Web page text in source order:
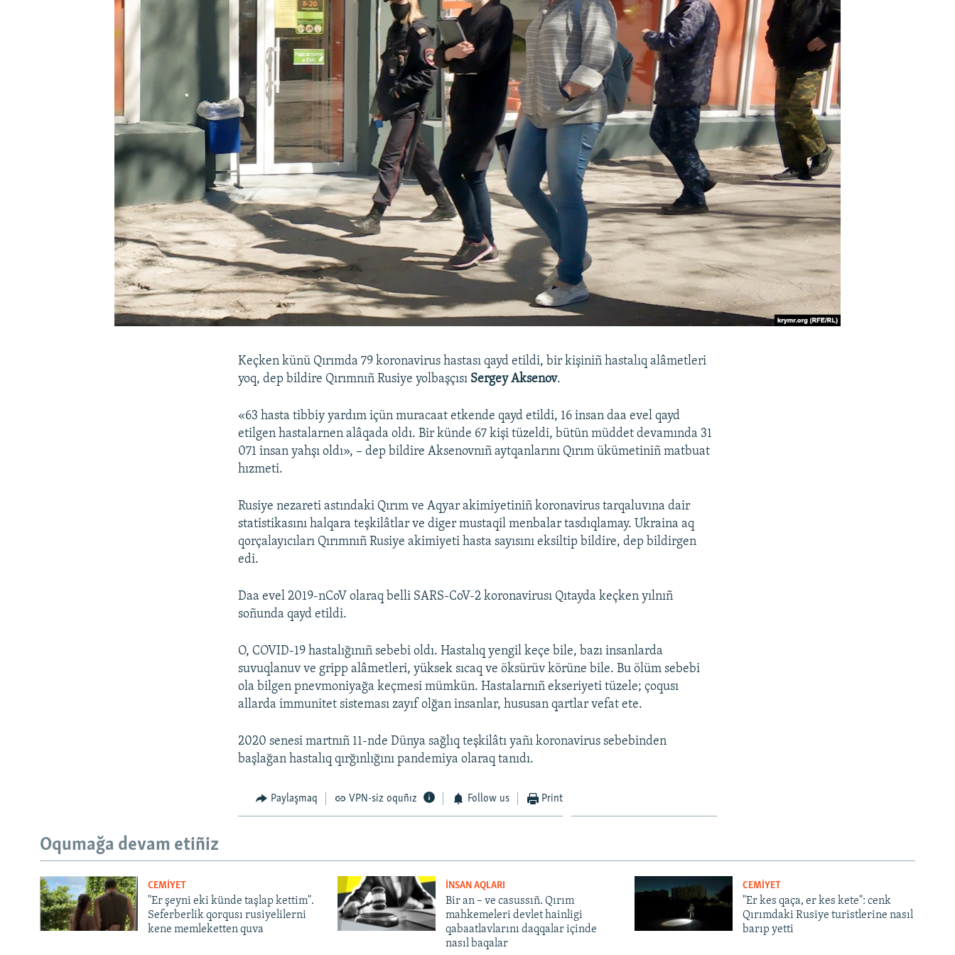
Keçken künü Qırımda 79 koronavirus hastası qayd etildi, bir kişiniñ hastalıq alâmetleri
yoq, dep bildire Qırımnıñ Rusiye yolbaşçısı Sergey Aksenov.
«63 hasta tibbiy yardım içün muracaat etkende qayd etildi, 16 insan daa evel qayd
etilgen hastalarnen alâqada oldı. Bir künde 67 kişi tüzeldi, bütün müddet devamında 31
071 insan yahşı oldı», – dep bildire Aksenovnıñ aytqanlarını Qırım ükümetiniñ matbuat
hızmeti.
Rusiye nezareti astındaki Qırım ve Aqyar akimiyetiniñ koronavirus tarqaluvına dair
statistikasını halqara teşkilâtlar ve diger mustaqil menbalar tasdıqlamay. Ukraina aq
qorçalayıcıları Qırımnıñ Rusiye akimiyeti hasta sayısını eksiltip bildire, dep bildirgen
edi.
Daa evel 2019-nCoV olaraq belli SARS-CoV-2 koronavirusı Qıtayda keçken yılnıñ
soñunda qayd etildi.
O, COVID-19 hastalığınıñ sebebi oldı. Hastalıq yengil keçe bile, bazı insanlarda
suvuqlanuv ve gripp alâmetleri, yüksek sıcaq ve öksürüv körüne bile. Bu ölüm sebebi
ola bilgen pnevmoniyağa keçmesi mümkün. Hastalarnıñ ekseriyeti tüzele; çoqusı
allarda immunitet sisteması zayıf olğan insanlar, hususan qartlar vefat ete.
2020 senesi martnıñ 11-nde Dünya sağlıq teşkilâtı yañı koronavirus sebebinden
başlağan hastalıq qırğınlığını pandemiya olaraq tanıdı.
Paylaşmaq VPN-siz oquñız Follow us Print
Oqumağa devam etiñiz
CEMİYET
"Er şeyni eki künde taşlap kettim".
Seferberlik qorqusı rusiyelilerni
kene memleketten quva
İNSAN AQLARI
Bir an – ve casussıñ. Qırım
mahkemeleri devlet hainligi
qabaatlavlarını daqqalar içinde
nasıl baqalar
CEMİYET
"Er kes qaça, er kes kete": cenk
Qırımdaki Rusiye turistlerine nasıl
barıp yetti